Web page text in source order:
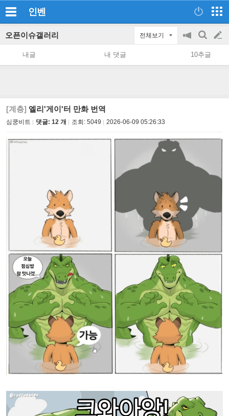
인벤
오픈이슈갤러리 전체보기
공
지
on/off
검
색
글
쓰
내글 내 댓글 10추글
[계층] 엘리'게이'터 만화 번역
심쿵비트 댓글: 12 개 조회: 5049 2026-06-09 05:26:33